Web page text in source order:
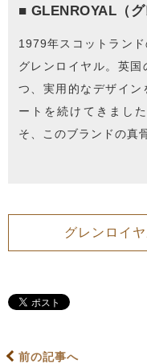
■ GLENROYAL（グ
1979年スコットラン
グレンロイヤル。英
つ、実用的なデザイ
ートを続けてきまし
そ、このブランドの真
グレンロイ
前の記事へ